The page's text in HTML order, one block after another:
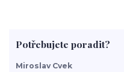
Potřebujete poradit?
Miroslav Cvek